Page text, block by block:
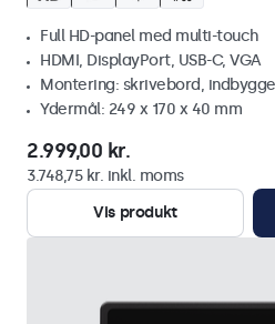
Full HD-panel med multi-touch
HDMI, DisplayPort, USB-C, VGA
Montering: skrivebord,
Ydermål: 249 x 170 x 40 mm
2.999,00 kr.
3.748,75 kr. inkl. moms
Vis produkt